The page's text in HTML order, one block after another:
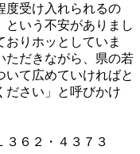
度受け入れられるの
という不安がありまし
りホッとしていま
ただきながら、県の若
て広めていければと
ださい」と呼びかけ
６２・４３７３